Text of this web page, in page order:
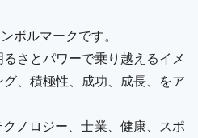
ボルマークです。
さとパワーで乗り越えるイメ
、積極性、成功、成長、をア
ノロジー、士業、健康、スポ